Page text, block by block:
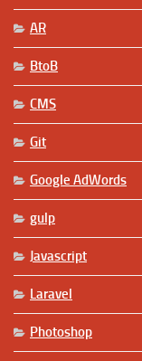
AR
BtoB
CMS
Git
Google AdWords
gulp
Javascript
Laravel
Photoshop